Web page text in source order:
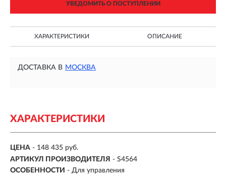
УВЕДОМИТЬ О ПОСТУПЛЕНИИ
ХАРАКТЕРИСТИКИ ОПИСАНИЕ
ДОСТАВКА В МОСКВА
ХАРАКТЕРИСТИКИ
ЦЕНА - 148 435 руб.
АРТИКУЛ ПРОИЗВОДИТЕЛЯ - S4564
ОСОБЕННОСТИ - Для управления